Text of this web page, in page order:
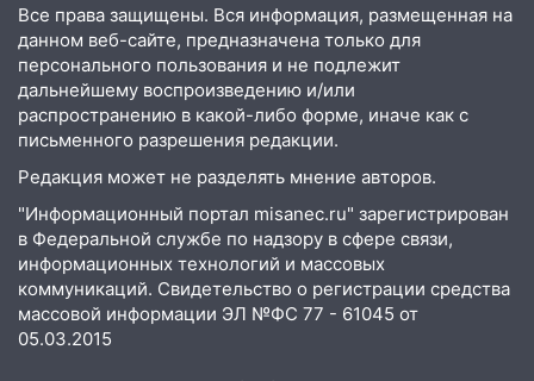
Все права защищены. Вся информация, размещенная на
данном веб-сайте, предназначена только для
персонального пользования и не подлежит
дальнейшему воспроизведению и/или
распространению в какой-либо форме, иначе как с
письменного разрешения редакции.
Редакция может не разделять мнение авторов.
"Информационный портал misanec.ru" зарегистрирован
в Федеральной службе по надзору в сфере связи,
информационных технологий и массовых
коммуникаций. Свидетельство о регистрации средства
массовой информации ЭЛ №ФС 77 - 61045 от
05.03.2015